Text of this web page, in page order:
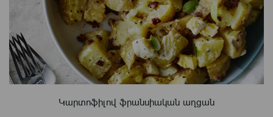
Կարտոֆիլով ֆրանսիական աղցան